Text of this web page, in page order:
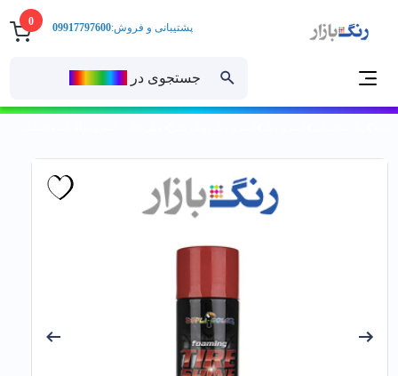
0
جستجوی در
پشتیبانی و فروش:09917797600